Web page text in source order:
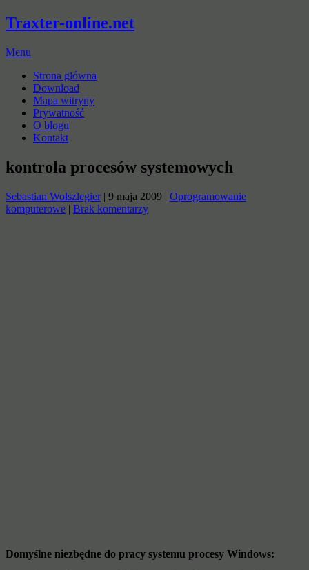
Traxter-online.net
Menu
Strona główna
Download
Mapa witryny
Prywatność
O blogu
Kontakt
kontrola procesów systemowych
Sebastian Wolszlegier| 9 maja 2009 | Oprogramowanie
komputerowe | Brak komentarzy
Domyślne niezbędne do pracy systemu procesy Windows: